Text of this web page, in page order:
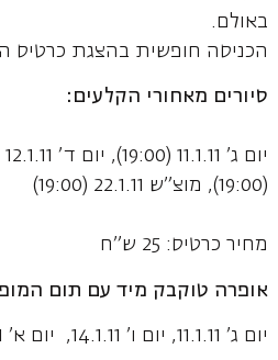
באולם.
הכניסה חופשית בהצגת כרטיס
סיורים מאחורי הקלעים:
(19:00), מוצ"ש 22.1.11 (19:00)
מחיר כרטיס: 25 ש"ח
אופרה טוקבק מיד עם תום
יום ג' 11.1.11, יום ו' 14.1.11, יום א' 16.1.11, יום ב' 17.1.11